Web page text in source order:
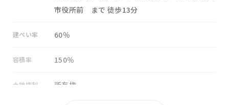
市役所前 まで 徒歩13分
建ぺい率 60％
容積率 150％
土地権利 所有権